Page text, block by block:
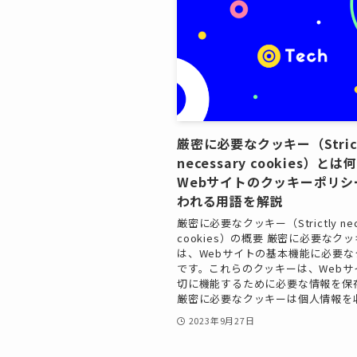
厳密に必要なクッキー（
necessary cookies）とは
Webサイトのクッキーポリ
われる用語を解説
厳密に必要なクッキー（Strictly
cookies）の概要 厳密に必要なクッ
は、Webサイトの基本機能に必要
です。これらのクッキーは、Webサ
切に機能するために必要な情報を保
厳密に必要なクッキーは個人情報を
2023年9月27日